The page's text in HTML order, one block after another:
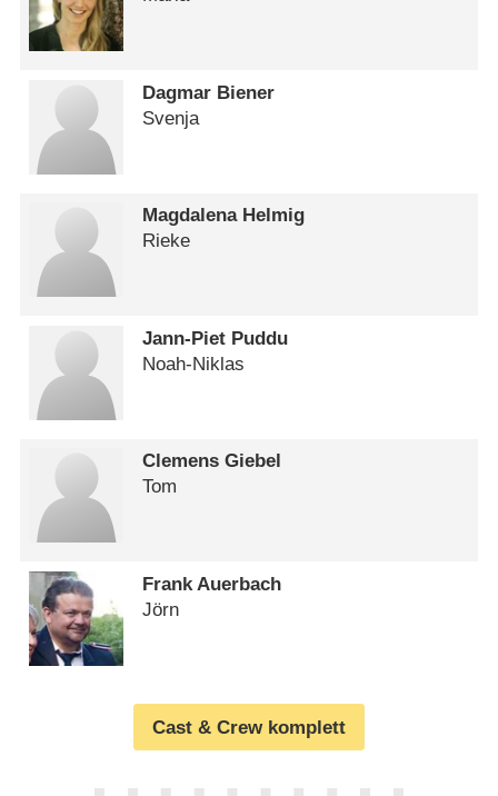
Dagmar Biener
Svenja
Magdalena Helmig
Rieke
Jann-Piet Puddu
Noah-Niklas
Clemens Giebel
Tom
Frank Auerbach
Jörn
Cast & Crew komplett